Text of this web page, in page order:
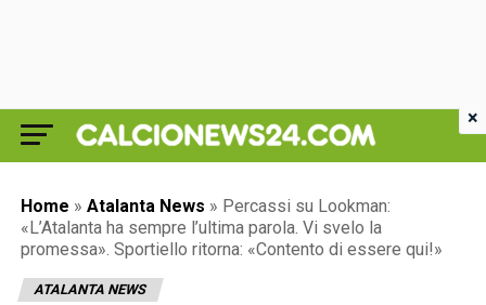
Home » Atalanta News » Percassi su Lookman:
«L’Atalanta ha sempre l’ultima parola. Vi svelo la
promessa». Sportiello ritorna: «Contento di essere qui!»
ATALANTA NEWS
×